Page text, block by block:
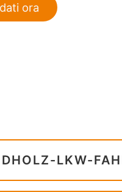
ora
LKW-